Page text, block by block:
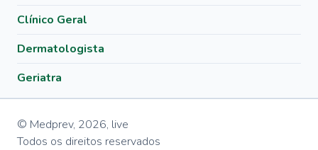
Clínico Geral
Dermatologista
Geriatra
© Medprev, 2026, live
Todos os direitos reservados